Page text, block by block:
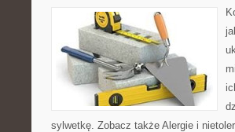
sylwetkę. Zobacz także Alergie i